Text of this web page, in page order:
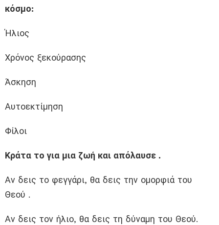
κόσμο:
Ήλιος
Χρόνος ξεκούρασης
Άσκηση
Αυτοεκτίμηση
Φίλοι
Κράτα το για μια ζωή και απόλαυσε .
Αν δεις το φεγγάρι, θα δεις την ομορφιά του
Θεού .
Αν δεις τον ήλιο, θα δεις τη δύναμη του Θεού.